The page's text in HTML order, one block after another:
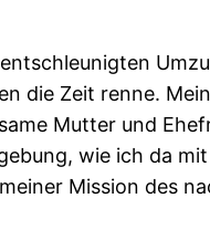
die Zeit renne.
Mutter und
wie ich da
Mission des